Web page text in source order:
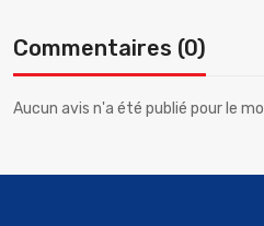
Commentaires (0)
Aucun avis n'a été publié pour le